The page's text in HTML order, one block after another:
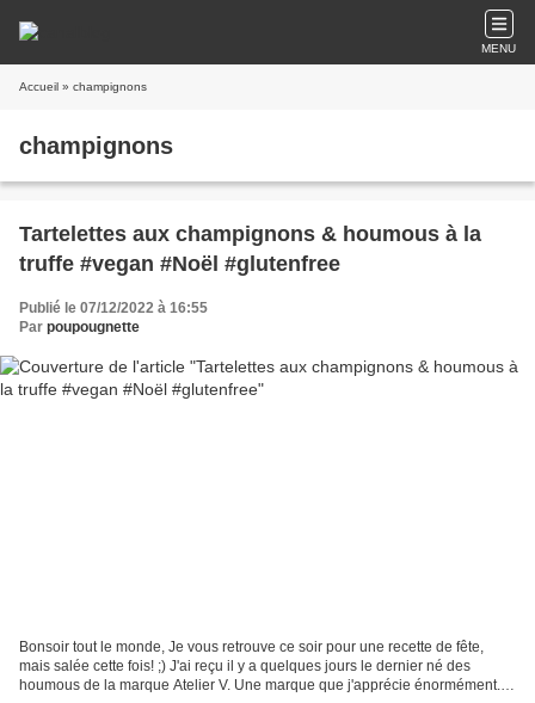
MENU
Accueil » champignons
champignons
Tartelettes aux champignons & houmous à la
truffe #vegan #Noël #glutenfree
Publié le 07/12/2022 à 16:55
Par poupougnette
Bonsoir tout le monde, Je vous retrouve ce soir pour une recette de fête,
mais salée cette fois! ;) J'ai reçu il y a quelques jours le dernier né des
houmous de la marque Atelier V. Une marque que j'apprécie énormément.